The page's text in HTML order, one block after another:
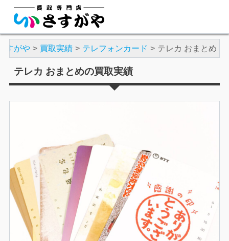
すがや 買取実績 テレフォンカード テレカ おまとめ
テレカ おまとめの買取実績